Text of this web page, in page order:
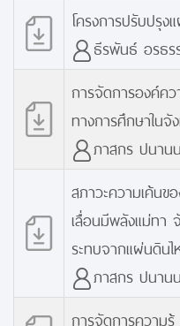
โครงการปรับปรุ
ธีรพันธ์ อรธร
การจัดการองค์ค
ทางการศึกษาในจั
ภาสกร ปนาน
สภาวะความเค้น
เลื่อนมีพลังแม่ทา
ระทบจากแผ่นดินไ
ภาสกร ปนาน
การจัดการความรู้